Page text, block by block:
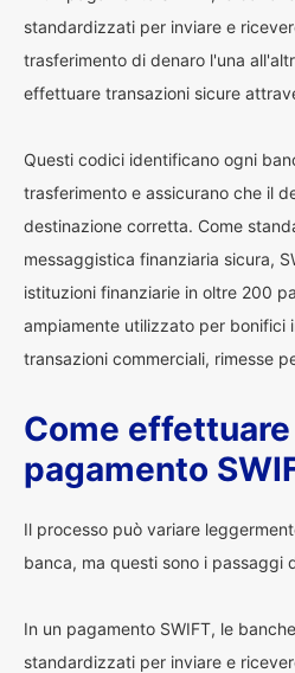
standardizzati per inviare e
trasferimento di denaro l'una
effettuare transazioni sicure
Questi codici identificano ogni
trasferimento e assicurano che il
destinazione corretta. Come
messaggistica finanziaria sicura,
istituzioni finanziarie in oltre 200
ampiamente utilizzato per bonifici
transazioni commerciali, rimesse
Come
pagamento
Il processo può variare
banca, ma questi sono i passaggi
In un pagamento SWIFT, le
standardizzati per inviare e